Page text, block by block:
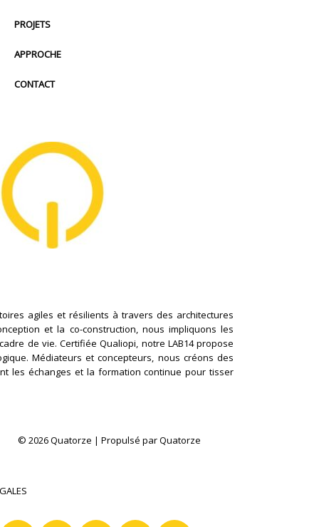
PROJETS
APPROCHE
CONTACT
agiles et résilients à travers des architectures
et la co-construction, nous impliquons les
de vie. Certifiée Qualiopi, notre LAB14 propose
Médiateurs et concepteurs, nous créons des
les échanges et la formation continue pour tisser
© 2026 Quatorze | Propulsé par Quatorze